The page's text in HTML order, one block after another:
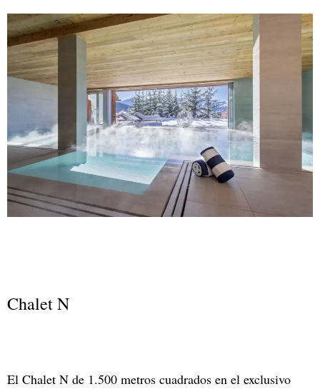
Chalet N
El Chalet N de 1.500 metros cuadrados en el exclusivo